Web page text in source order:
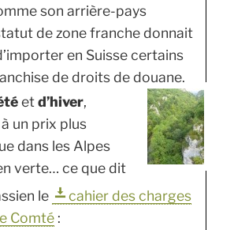
son arrière-pays
de zone franche donnait
en Suisse certains
de droits de douane.
etd’hiver,
un prix plus
dans les Alpes
verte… ce que dit
le
cahier des charges
Comté :